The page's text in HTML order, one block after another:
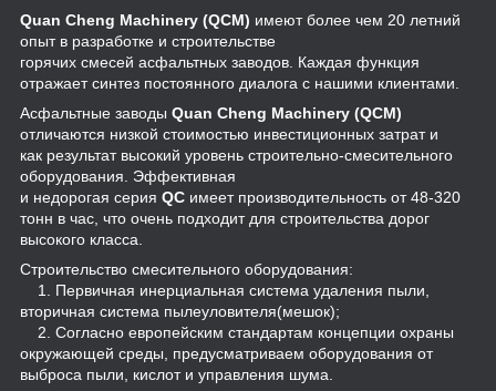
Quan Cheng Machinery (QCM) имеют более чем 20 летний
опыт в разработке и строительстве
горячих смесей асфальтных заводов. Каждая функция
отражает синтез постоянного диалога с нашими клиентами.
Асфальтные заводы Quan Cheng Machinery (QCM)
отличаются низкой стоимостью инвестиционных затрат и
как результат высокий уровень строительно-смесительного
оборудования. Эффективная
и недорогая серия QC имеет производительность от 48-320
тонн в час, что очень подходит для строительства дорог
высокого класса.
Строительство смесительного оборудования:
1. Первичная инерциальная система удаления пыли,
вторичная система пылеуловителя(мешок);
2. Согласно европейским стандартам концепции охраны
окружающей среды, предусматриваем оборудования от
выброса пыли, кислот и управления шума.